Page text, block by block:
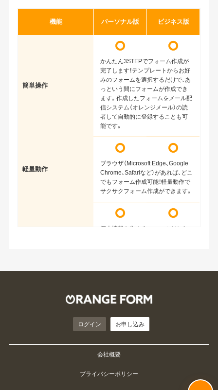
機能 パーソナル版 ビジネス版
簡単操作
かんたん3STEPでフォーム作成が
完了します！テンプレートからお好
みのフォームを選択するだけで、あ
っという間にフォームが作成でき
ます。作成したフォームをメール配
信システム（オレンジメール）の読
者して自動的に登録することも可
能です。
軽量動作
ブラウザ（Microsoft Edge、Google
Chrome、Safariなど）があれば、どこ
でもフォーム作成可能！軽量動作で
サクサクフォーム作成ができます。
個人情報を集めるフォームだから
らに、万が一サーバーの鍵が漏えい
ない「前方秘匿性（Forward
Secrecy）」を備えた認証付き暗号
スマートフォン対応フ
シンプルデザインなので、スマート
ログイン お申し込み
会社概要
プライバシーポリシー